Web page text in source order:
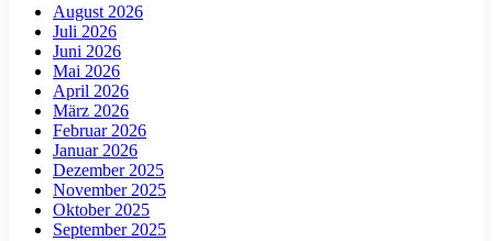
August 2026
Juli 2026
Juni 2026
Mai 2026
April 2026
März 2026
Februar 2026
Januar 2026
Dezember 2025
November 2025
Oktober 2025
September 2025